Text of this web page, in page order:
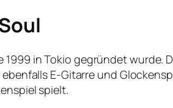
in Tokio gegründet wurde.
ebenfalls E-Gitarre und
spielt.